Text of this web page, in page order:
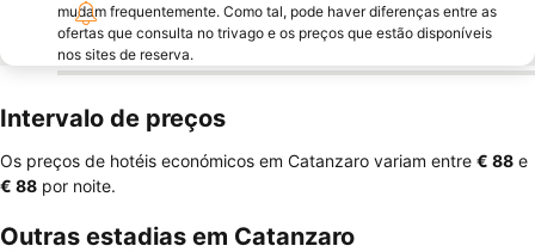
mudam frequentemente. Como tal, pode haver diferenças entre as
ofertas que consulta no trivago e os preços que estão disponíveis
nos sites de reserva.
Intervalo de preços
Os preços de hotéis económicos em Catanzaro variam entre ‎€ 88 e
‎€ 88 por noite.
Outras estadias em Catanzaro